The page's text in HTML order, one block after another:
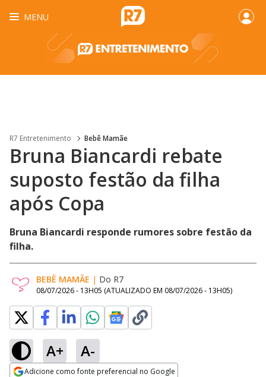
MENU
R7 Entretenimento Bebê Mamãe
Bruna Biancardi rebate
suposto festão da filha
após Copa
Bruna Biancardi responde rumores sobre festão da
filha.
BEBÊ MAMÃE | Do R7
08/07/2026 - 13H05 (ATUALIZADO EM 08/07/2026 - 13H05)
A+ A-
Adicione como fonte preferencial no Google